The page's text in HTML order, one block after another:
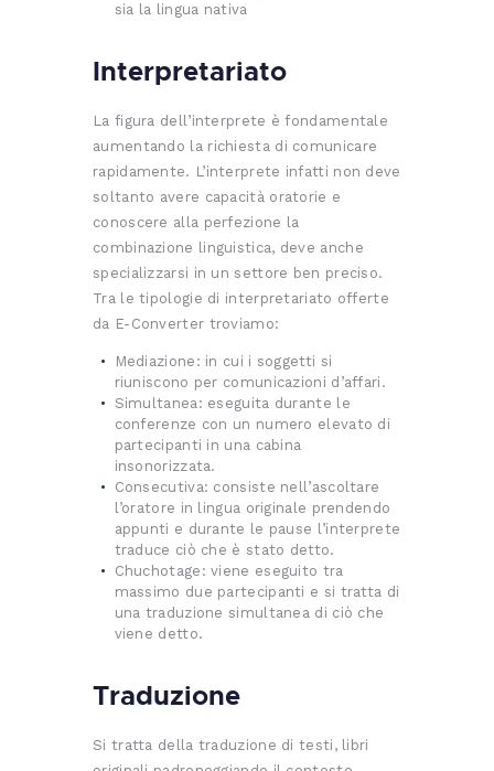
sia la lingua nativa
Interpretariato
La figura dell’interprete è fondamentale
aumentando la richiesta di comunicare
rapidamente. L’interprete infatti non deve
soltanto avere capacità oratorie e
conoscere alla perfezione la
combinazione linguistica, deve anche
specializzarsi in un settore ben preciso.
Tra le tipologie di interpretariato offerte
da E-Converter troviamo:
Mediazione: in cui i soggetti si
riuniscono per comunicazioni d’affari.
Simultanea: eseguita durante le
conferenze con un numero elevato di
partecipanti in una cabina
insonorizzata.
Consecutiva: consiste nell’ascoltare
l’oratore in lingua originale prendendo
appunti e durante le pause l’interprete
traduce ciò che è stato detto.
Chuchotage: viene eseguito tra
massimo due partecipanti e si tratta di
una traduzione simultanea di ciò che
viene detto.
Traduzione
Si tratta della traduzione di testi, libri